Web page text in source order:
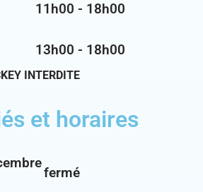
11h00 - 18h00
13h00 - 18h00
INTERDITE
et horaires
fermé